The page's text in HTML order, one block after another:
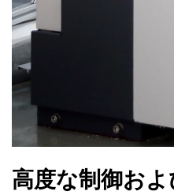
高度な制御お